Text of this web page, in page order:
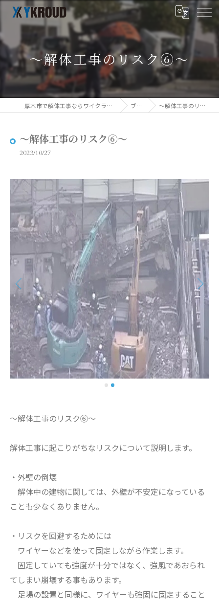
～解体工事のリスク⑥～
厚木市で解体工事ならワイクラウド株式会社 ブログ ～解体工事のリスク⑥～
～解体工事のリスク⑥～
2023/10/27
～解体工事のリスク⑥～
解体工事に起こりがちなリスクについて説明します。
・外壁の倒壊
解体中の建物に関しては、外壁が不安定になっている
ことも少なくありません。
・リスクを回避するためには
ワイヤーなどを使って固定しながら作業します。
固定していても強度が十分ではなく、強風であおられ
てしまい崩壊する事もあります。
足場の設置と同様に、ワイヤーも強固に固定すること